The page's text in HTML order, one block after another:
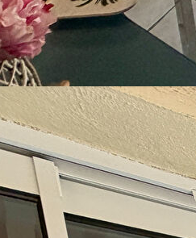
le confort de la climatisation
menuiseries en double vitrage
en résidence principale,
locatif.